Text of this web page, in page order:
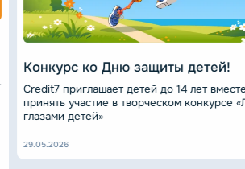
Конкурс ко Дню защиты детей!
Credit7 приглашает детей до 14 лет
принять участие в творческом конкурсе
глазами детей»
29.05.2026